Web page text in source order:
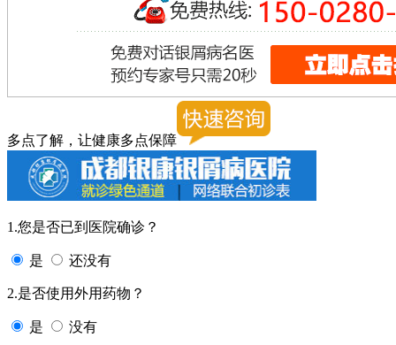
多点了解，让健康多点保障
1.您是否已到医院确诊？
是 还没有
2.是否使用外用药物？
是 没有